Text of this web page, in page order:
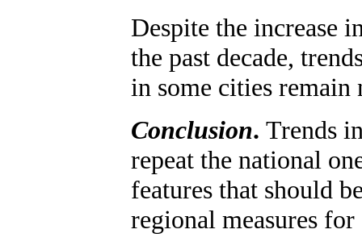
Despite the increase
the past decade,
in some cities remain
Conclusion. Trends
repeat the national
features that should
regional measures